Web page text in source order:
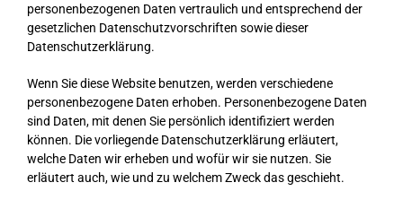
personenbezogenen Daten vertraulich und entsprechend der
gesetzlichen Datenschutzvorschriften sowie dieser
Datenschutzerklärung.
Wenn Sie diese Website benutzen, werden verschiedene
personenbezogene Daten erhoben. Personenbezogene Daten
sind Daten, mit denen Sie persönlich identifiziert werden
können. Die vorliegende Datenschutzerklärung erläutert,
welche Daten wir erheben und wofür wir sie nutzen. Sie
erläutert auch, wie und zu welchem Zweck das geschieht.